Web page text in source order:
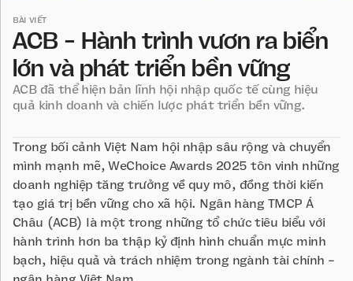
BÀI VIẾT
ACB - Hành trình vươn ra biển
lớn và phát triển bền vững
ACB đã thể hiện bản lĩnh hội nhập quốc tế cùng hiệu
quả kinh doanh và chiến lược phát triển bền vững.
Trong bối cảnh Việt Nam hội nhập sâu rộng và chuyển
mình mạnh mẽ, WeChoice Awards 2025 tôn vinh những
doanh nghiệp tăng trưởng về quy mô, đồng thời kiến
tạo giá trị bền vững cho xã hội. Ngân hàng TMCP Á
Châu (ACB) là một trong những tổ chức tiêu biểu với
hành trình hơn ba thập kỷ định hình chuẩn mực minh
bạch, hiệu quả và trách nhiệm trong ngành tài chính -